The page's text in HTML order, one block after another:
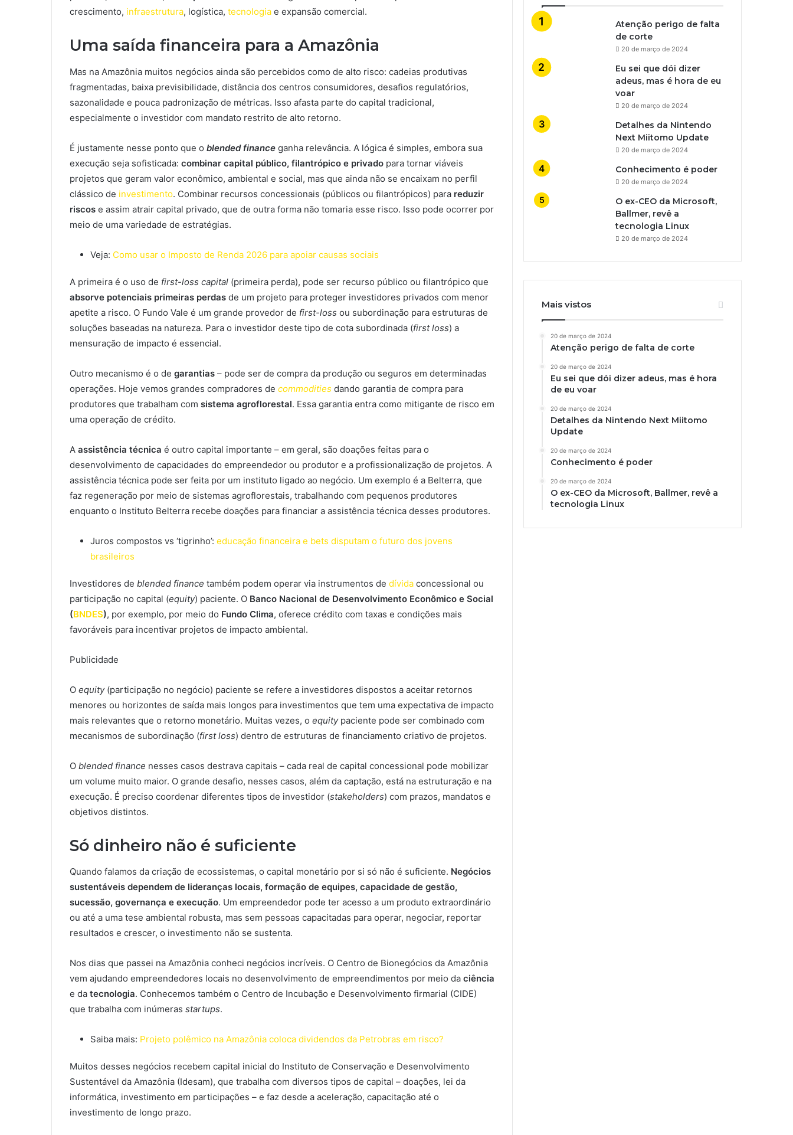
crescimento, infraestrutura, logística, tecnologia e expansão comercial.
Uma saída financeira para a Amazônia
Mas na Amazônia muitos negócios ainda são percebidos como de alto risco: cadeias produtivas
fragmentadas, baixa previsibilidade, distância dos centros consumidores, desafios regulatórios,
sazonalidade e pouca padronização de métricas. Isso afasta parte do capital tradicional,
especialmente o investidor com mandato restrito de alto retorno.
É justamente nesse ponto que o blended finance ganha relevância. A lógica é simples, embora sua
execução seja sofisticada: combinar capital público, filantrópico e privado para tornar viáveis
projetos que geram valor econômico, ambiental e social, mas que ainda não se encaixam no perfil
clássico de investimento. Combinar recursos concessionais (públicos ou filantrópicos) para reduzir
riscos e assim atrair capital privado, que de outra forma não tomaria esse risco. Isso pode ocorrer por
meio de uma variedade de estratégias.
Veja: Como usar o Imposto de Renda 2026 para apoiar causas sociais
A primeira é o uso de first-loss capital (primeira perda), pode ser recurso público ou filantrópico que
absorve potenciais primeiras perdas de um projeto para proteger investidores privados com menor
apetite a risco. O Fundo Vale é um grande provedor de first-loss ou subordinação para estruturas de
soluções baseadas na natureza. Para o investidor deste tipo de cota subordinada (first loss) a
mensuração de impacto é essencial.
Outro mecanismo é o de garantias – pode ser de compra da produção ou seguros em determinadas
operações. Hoje vemos grandes compradores de commodities dando garantia de compra para
produtores que trabalham com sistema agroflorestal. Essa garantia entra como mitigante de risco em
uma operação de crédito.
A assistência técnica é outro capital importante – em geral, são doações feitas para o
desenvolvimento de capacidades do empreendedor ou produtor e a profissionalização de projetos. A
assistência técnica pode ser feita por um instituto ligado ao negócio. Um exemplo é a Belterra, que
faz regeneração por meio de sistemas agroflorestais, trabalhando com pequenos produtores
enquanto o Instituto Belterra recebe doações para financiar a assistência técnica desses produtores.
Juros compostos vs ‘tigrinho’: educação financeira e bets disputam o futuro dos jovens
brasileiros
Investidores de blended finance também podem operar via instrumentos de dívida concessional ou
participação no capital (equity) paciente. O Banco Nacional de Desenvolvimento Econômico e Social
(BNDES), por exemplo, por meio do Fundo Clima, oferece crédito com taxas e condições mais
favoráveis para incentivar projetos de impacto ambiental.
Publicidade
O equity(participação no negócio) paciente se refere a investidores dispostos a aceitar retornos
menores ou horizontes de saída mais longos para investimentos que tem uma expectativa de impacto
mais relevantes que o retorno monetário. Muitas vezes, o equitypaciente pode ser combinado com
mecanismos de subordinação (first loss) dentro de estruturas de financiamento criativo de projetos.
O blended finance nesses casos destrava capitais – cada real de capital concessional pode mobilizar
um volume muito maior. O grande desafio, nesses casos, além da captação, está na estruturação e na
execução. É preciso coordenar diferentes tipos de investidor (stakeholders) com prazos, mandatos e
objetivos distintos.
Só dinheiro não é suficiente
Quando falamos da criação de ecossistemas, o capital monetário por si só não é suficiente. Negócios
sustentáveis dependem de lideranças locais, formação de equipes, capacidade de gestão,
sucessão, governança e execução. Um empreendedor pode ter acesso a um produto extraordinário
ou até a uma tese ambiental robusta, mas sem pessoas capacitadas para operar, negociar, reportar
resultados e crescer, o investimento não se sustenta.
Nos dias que passei na Amazônia conheci negócios incríveis. O Centro de Bionegócios da Amazônia
vem ajudando empreendedores locais no desenvolvimento de empreendimentos por meio da ciência
e da tecnologia. Conhecemos também o Centro de Incubação e Desenvolvimento firmarial (CIDE)
que trabalha com inúmeras startups.
Saiba mais: Projeto polêmico na Amazônia coloca dividendos da Petrobras em risco?
Muitos desses negócios recebem capital inicial do Instituto de Conservação e Desenvolvimento
Sustentável da Amazônia (Idesam), que trabalha com diversos tipos de capital – doações, lei da
informática, investimento em participações – e faz desde a aceleração, capacitação até o
investimento de longo prazo.
Atenção perigo de falta
de corte
20 de março de 2024
Eu sei que dói dizer
adeus, mas é hora de eu
voar
20 de março de 2024
Detalhes da Nintendo
Next Miitomo Update
20 de março de 2024
Conhecimento é poder
20 de março de 2024
O ex-CEO da Microsoft,
Ballmer, revê a
tecnologia Linux
20 de março de 2024
Mais vistos
20 de março de 2024
Atenção perigo de falta de corte
20 de março de 2024
Eu sei que dói dizer adeus, mas é hora
de eu voar
20 de março de 2024
Detalhes da Nintendo Next Miitomo
Update
20 de março de 2024
Conhecimento é poder
20 de março de 2024
O ex-CEO da Microsoft, Ballmer, revê a
tecnologia Linux